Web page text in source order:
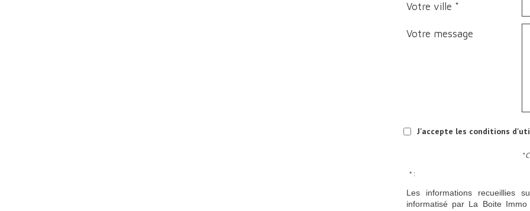
Votre ville *
Votre message
J'accepte les conditions
*
* :
Les informations recueillies
informatisé par La Boite